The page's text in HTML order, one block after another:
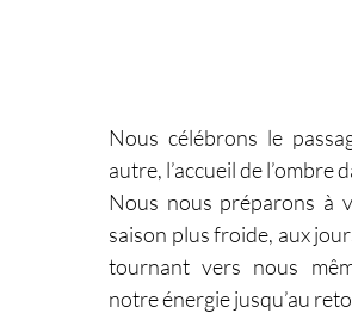
Nous célébrons le
autre, l’accueil de l’ombre
Nous nous préparons à
saison plus froide, aux
tournant vers nous
notre énergie jusqu’au